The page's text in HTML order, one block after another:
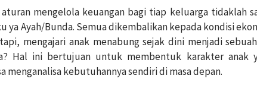
mengelola keuangan bagi tiap keluarga tidaklah
ya Ayah/Bunda. Semua dikembalikan kepada kondisi
mengajari anak menabung sejak dini menjadi
Hal ini bertujuan untuk membentuk karakter anak
menganalisa kebutuhannya sendiri di masa depan.